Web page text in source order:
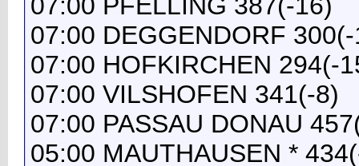
07:00 PFELLING 387(-16)
07:00 DEGGENDORF
07:00 HOFKIRCHEN 294(-
07:00 VILSHOFEN 341(-8)
07:00 PASSAU DONAU
05:00 MAUTHAUSEN *